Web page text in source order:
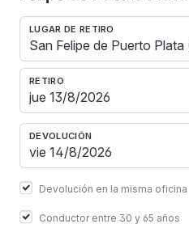
LUGAR DE RETIRO
RETIRO
DEVOLUCIÓN
Devolución en la misma oficina
Conductor entre 30 y 65 años